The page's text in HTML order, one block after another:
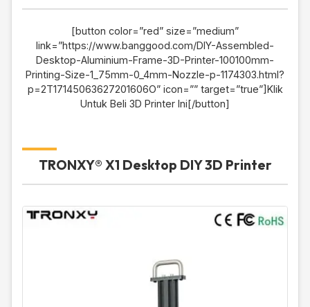
[button color=”red” size=”medium”
link=”https://www.banggood.com/DIY-Assembled-
Desktop-Aluminium-Frame-3D-Printer-100100mm-
Printing-Size-1_75mm-0_4mm-Nozzle-p-1174303.html?
p=2T17145063627201606O” icon=”” target=”true”]Klik
Untuk Beli 3D Printer Ini[/button]
TRONXY® X1 Desktop DIY 3D Printer